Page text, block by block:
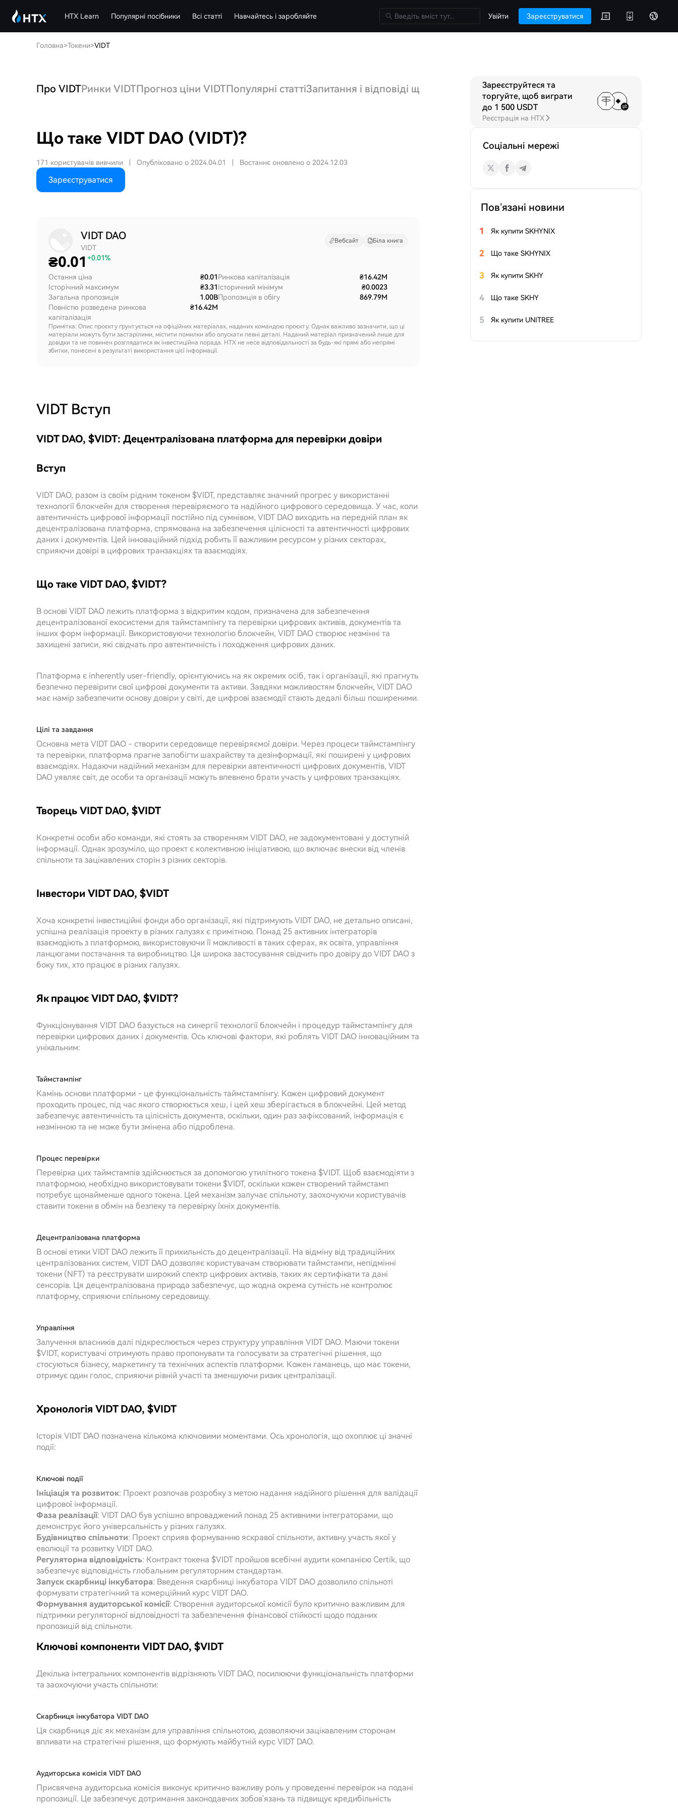
HTX Learn Популярні посібники Всі статті Навчайтесь і заробляйте Увійти Зареєструватися
Головна>Токени>VIDT
Про VIDTРинки VIDTПрогноз ціни VIDTПопулярні статтіЗапитання і відповіді щодо VIDT Обговорення
Що таке VIDT DAO (VIDT)?
171 користувачів вивчили Опубліковано о 2024.04.01 Востаннє оновлено о 2024.12.03
Зареєструватися
VIDT DAO
VIDT
Вебсайт Біла книга
₴0.01 +0.01%
Остання ціна
₴0.01
Історічний максимум
₴3.31
Загальна пропозиція
1.00B
Повністю розведена ринкова
капіталізація
₴16.42M
Ринкова капіталізація
₴16.42M
Історичний мінімум
₴0.0023
Пропозиція в обігу
869.79M
Примітка: Опис проєкту ґрунтується на офіційних матеріалах, наданих командою проєкту. Однак важливо зазначити, що ці
матеріали можуть бути застарілими, містити помилки або опускати певні деталі. Наданий матеріал призначений лише для
довідки та не повинен розглядатися як інвестиційна порада. HTX не несе відповідальності за будь-які прямі або непрямі
збитки, понесені в результаті використання цієї інформації.
VIDT Вступ
VIDT DAO, $VIDT: Децентралізована платформа для перевірки довіри
Вступ
VIDT DAO, разом із своїм рідним токеном $VIDT, представляє значний прогрес у використанні
технології блокчейн для створення перевіряємого та надійного цифрового середовища. У час, коли
автентичність цифрової інформації постійно під сумнівом, VIDT DAO виходить на передній план як
децентралізована платформа, спрямована на забезпечення цілісності та автентичності цифрових
даних і документів. Цей інноваційний підхід робить її важливим ресурсом у різних секторах,
сприяючи довірі в цифрових транзакціях та взаємодіях.
Що таке VIDT DAO, $VIDT?
В основі VIDT DAO лежить платформа з відкритим кодом, призначена для забезпечення
децентралізованої екосистеми для таймстампінгу та перевірки цифрових активів, документів та
інших форм інформації. Використовуючи технологію блокчейн, VIDT DAO створює незмінні та
захищені записи, які свідчать про автентичність і походження цифрових даних.
Платформа є inherently user-friendly, орієнтуючись на як окремих осіб, так і організації, які прагнуть
безпечно перевірити свої цифрові документи та активи. Завдяки можливостям блокчейн, VIDT DAO
має намір забезпечити основу довіри у світі, де цифрові взаємодії стають дедалі більш поширеними.
Цілі та завдання
Основна мета VIDT DAO - створити середовище перевіряємої довіри. Через процеси таймстампінгу
та перевірки, платформа прагне запобігти шахрайству та дезінформації, які поширені у цифрових
взаємодіях. Надаючи надійний механізм для перевірки автентичності цифрових документів, VIDT
DAO уявляє світ, де особи та організації можуть впевнено брати участь у цифрових транзакціях.
Творець VIDT DAO, $VIDT
Конкретні особи або команди, які стоять за створенням VIDT DAO, не задокументовані у доступній
інформації. Однак зрозуміло, що проект є колективною ініціативою, що включає внески від членів
спільноти та зацікавлених сторін з різних секторів.
Інвестори VIDT DAO, $VIDT
Хоча конкретні інвестиційні фонди або організації, які підтримують VIDT DAO, не детально описані,
успішна реалізація проекту в різних галузях є примітною. Понад 25 активних інтеграторів
взаємодіють з платформою, використовуючи її можливості в таких сферах, як освіта, управління
ланцюгами постачання та виробництво. Ця широка застосування свідчить про довіру до VIDT DAO з
боку тих, хто працює в різних галузях.
Як працює VIDT DAO, $VIDT?
Функціонування VIDT DAO базується на синергії технології блокчейн і процедур таймстампінгу для
перевірки цифрових даних і документів. Ось ключові фактори, які роблять VIDT DAO інноваційним та
унікальним:
Таймстампінг
Камінь основи платформи - це функціональність таймстампінгу. Кожен цифровий документ
проходить процес, під час якого створюється хеш, і цей хеш зберігається в блокчейні. Цей метод
забезпечує автентичність та цілісність документа, оскільки, один раз зафіксований, інформація є
незмінною та не може бути змінена або підроблена.
Процес перевірки
Перевірка цих таймстампів здійснюється за допомогою утилітного токена $VIDT. Щоб взаємодіяти з
платформою, необхідно використовувати токени $VIDT, оскільки кожен створений таймстамп
потребує щонайменше одного токена. Цей механізм залучає спільноту, заохочуючи користувачів
ставити токени в обмін на безпеку та перевірку їхніх документів.
Децентралізована платформа
В основі етики VIDT DAO лежить її прихильність до децентралізації. На відміну від традиційних
централізованих систем, VIDT DAO дозволяє користувачам створювати таймстампи, непідмінні
токени (NFT) та реєструвати широкий спектр цифрових активів, таких як сертифікати та дані
сенсорів. Ця децентралізована природа забезпечує, що жодна окрема сутність не контролює
платформу, сприяючи спільному середовищу.
Управління
Залучення власників далі підкреслюється через структуру управління VIDT DAO. Маючи токени
$VIDT, користувачі отримують право пропонувати та голосувати за стратегічні рішення, що
стосуються бізнесу, маркетингу та технічних аспектів платформи. Кожен гаманець, що має токени,
отримує один голос, сприяючи рівній участі та зменшуючи ризик централізації.
Хронологія VIDT DAO, $VIDT
Історія VIDT DAO позначена кількома ключовими моментами. Ось хронологія, що охоплює ці значні
події:
Ключові події
Ініціація та розвиток: Проект розпочав розробку з метою надання надійного рішення для валідації
цифрової інформації.
Фаза реалізації: VIDT DAO був успішно впроваджений понад 25 активними інтеграторами, що
демонструє його універсальність у різних галузях.
Будівництво спільноти: Проект сприяв формуванню яскравої спільноти, активну участь якої у
еволюції та розвитку VIDT DAO.
Регуляторна відповідність: Контракт токена $VIDT пройшов всебічні аудити компанією Certik, що
забезпечує відповідність глобальним регуляторним стандартам.
Запуск скарбниці інкубатора: Введення скарбниці інкубатора VIDT DAO дозволило спільноті
формувати стратегічний та комерційний курс VIDT DAO.
Формування аудиторської комісії: Створення аудиторської комісії було критично важливим для
підтримки регуляторної відповідності та забезпечення фінансової стійкості щодо поданих
пропозицій від спільноти.
Ключові компоненти VIDT DAO, $VIDT
Декілька інтегральних компонентів відрізняють VIDT DAO, посилюючи функціональність платформи
та заохочуючи участь спільноти:
Скарбниця інкубатора VIDT DAO
Ця скарбниця діє як механізм для управління спільнотою, дозволяючи зацікавленим сторонам
впливати на стратегічні рішення, що формують майбутній курс VIDT DAO.
Аудиторська комісія VIDT DAO
Присвячена аудиторська комісія виконує критично важливу роль у проведенні перевірок на подані
пропозиції. Це забезпечує дотримання законодавчих зобов'язань та підвищує кредибільність
Зареєструйтеся та
торгуйте, щоб виграти
до 1 500 USDT
Реєстрація на HTX
Соціальні мережі
Пов’язані новини
1 Як купити SKHYNIX
2 Що таке SKHYNIX
3 Як купити SKHY
4 Що таке SKHY
5 Як купити UNITREE